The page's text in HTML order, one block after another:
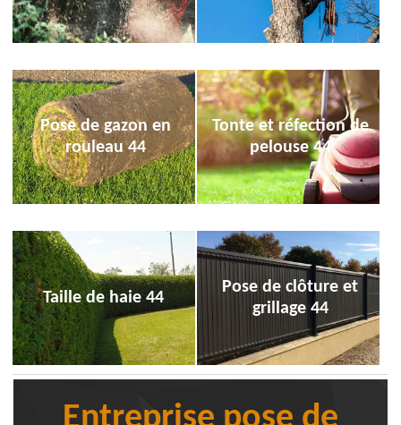
Pose de gazon en
rouleau 44
Tonte et réfection de
pelouse 44
Taille de haie 44
Pose de clôture et
grillage 44